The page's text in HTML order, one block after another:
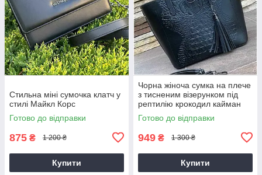
Стильна міні сумочка клатч у
стилі Майкл Корс
Готово до відправки
875 ₴ 1 200 ₴
Купити
Чорна жіноча сумка на плече
з тисненим візерунком під
рептилію крокодил кайман
Готово до відправки
949 ₴ 1 300 ₴
Купити